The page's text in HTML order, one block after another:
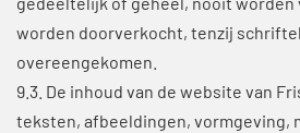
gedeeltelijk of geheel, nooit worden
worden doorverkocht, tenzij
overeengekomen.
9.3. De inhoud van de website van
teksten, afbeeldingen, vormgeving,